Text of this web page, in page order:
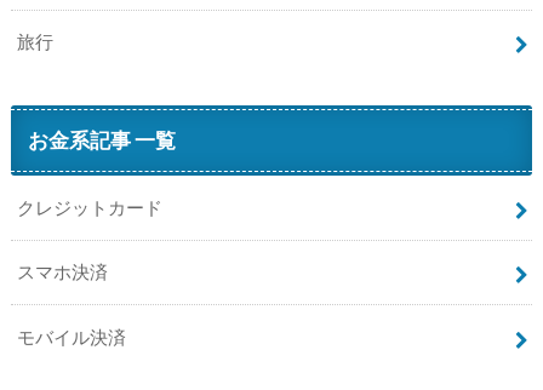
旅行
お金系記事 一覧
クレジットカード
スマホ決済
モバイル決済